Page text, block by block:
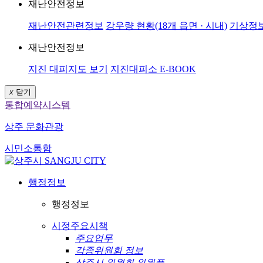
재난안전정보
재난안전관련정보 강우량 현황(18개 읍면 · 시내) 기상정
재난안전정보
지진 대피지도 보기 지진대피소 E-BOOK
x 닫기
통합예약시스템
상주 문화관광
시민소통함
행정정보
행정정보
시정주요시책
주요업무
각종위원회 정보